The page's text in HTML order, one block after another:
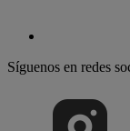
Síguenos en redes